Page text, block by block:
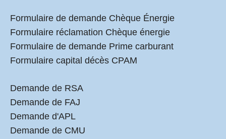
Formulaire de demande Chèque Énergie
Formulaire réclamation Chèque énergie
Formulaire de demande Prime carburant
Formulaire capital décès CPAM
Demande de RSA
Demande de FAJ
Demande d'APL
Demande de CMU